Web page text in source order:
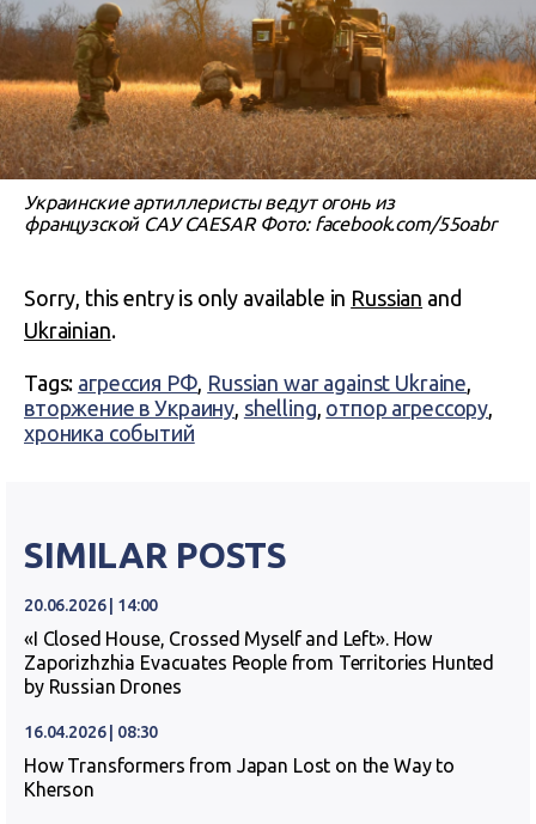
Украинские артиллеристы ведут огонь из
французской САУ CAESAR Фото: facebook.com/55oabr
Sorry, this entry is only available in Russian and
Ukrainian.
Tags: агрессия РФ, Russian war against Ukraine,
вторжение в Украину, shelling, отпор агрессору,
хроника событий
SIMILAR POSTS
20.06.2026 | 14:00
«I Closed House, Crossed Myself and Left». How
Zaporizhzhia Evacuates People from Territories Hunted
by Russian Drones
16.04.2026 | 08:30
How Transformers from Japan Lost on the Way to
Kherson